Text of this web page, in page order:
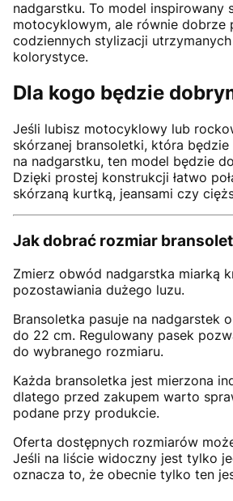
nadgarstku. To model inspirowany
motocyklowym, ale równie dobrze
codziennych stylizacji
kolorystyce.
Dla kogo będzie
Jeśli lubisz motocyklowy lub
skórzanej bransoletki, która
na nadgarstku, ten model będzie
Dzięki prostej konstrukcji łatwo
skórzaną kurtką, jeansami czy
Jak dobrać rozmiar
Zmierz obwód nadgarstka miarką
pozostawiania dużego luzu.
Bransoletka pasuje na nadgarstek
do 22 cm. Regulowany pasek
do wybranego rozmiaru.
Każda bransoletka jest mierzona
dlatego przed zakupem warto
podane przy produkcie.
Oferta dostępnych rozmiarów
Jeśli na liście widoczny jest tylko
oznacza to, że obecnie tylko ten